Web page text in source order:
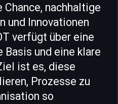
nachhaltige
und Innovationen
verfügt über eine
und eine klare
ist es, diese
Prozesse zu
so